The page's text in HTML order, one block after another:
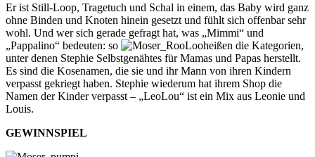
Er ist Still-Loop, Tragetuch und Schal in einem, das Baby wird ganz
ohne Binden und Knoten hinein gesetzt und fühlt sich offenbar sehr
wohl. Und wer sich gerade gefragt hat, was „Mimmi“ und
„Pappalino“ bedeuten: so
heißen die Kategorien,
unter denen Stephie Selbstgenähtes für Mamas und Papas herstellt.
Es sind die Kosenamen, die sie und ihr Mann von ihren Kindern
verpasst gekriegt haben. Stephie wiederum hat ihrem Shop die
Namen der Kinder verpasst – „LeoLou“ ist ein Mix aus Leonie und
Louis.
GEWINNSPIEL